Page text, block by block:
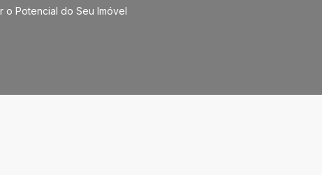
o Potencial do Seu Imóvel